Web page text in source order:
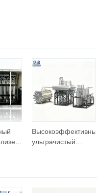
Высокоэффективный
ультрачистый